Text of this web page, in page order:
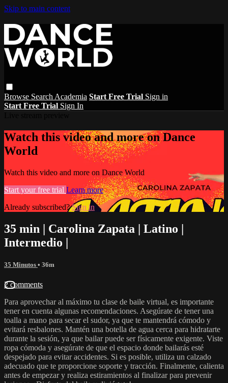
Skip to main content
Browse Search Academia Start Free Trial Sign in
Start Free Trial Sign In
Watch this video and more on Dance
World
Watch this video and more on Dance World
Start your free trial Learn more
Already subscribed?Sign in
35 min | Carolina Zapata | Latino |
Intermedio |
35 Minutos • 36m
2 comments
Para aprovechar al máximo tu clase de baile virtual, es importante
tener en cuenta algunas recomendaciones. Asegúrate de tener una
toalla a mano para secar el sudor, ya que te mantendrá cómodo y
evitará resbalones. Mantén una botella de agua cerca para hidratarte
durante la sesión, ya que bailar puede ser físicamente exigente. Viste
ropa cómoda y asegúrate de que el espacio donde bailarás esté
despejado para evitar accidentes. Si es posible, utiliza un calzado
adecuado que te proporcione soporte y tracción. Finalmente, calienta
antes de empezar y realiza estiramientos al finalizar para prevenir